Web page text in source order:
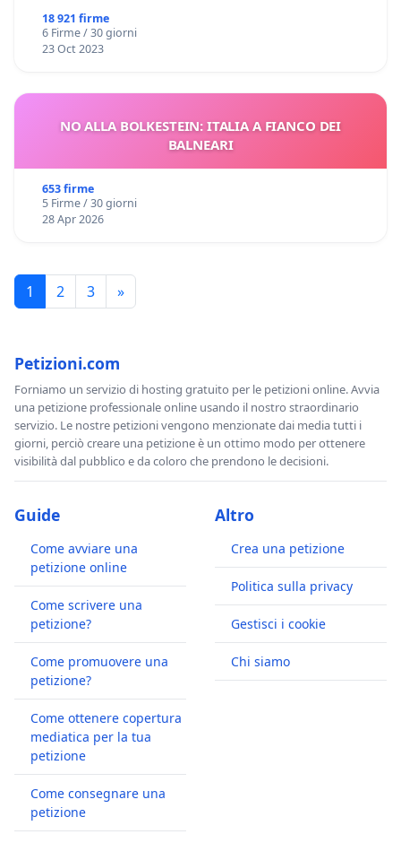
18 921 firme
6 Firme / 30 giorni
23 Oct 2023
NO ALLA BOLKESTEIN: ITALIA A FIANCO DEI
BALNEARI
653 firme
5 Firme / 30 giorni
28 Apr 2026
1 2 3 »
Petizioni.com
Forniamo un servizio di hosting gratuito per le petizioni online. Avvia
una petizione professionale online usando il nostro straordinario
servizio. Le nostre petizioni vengono menzionate dai media tutti i
giorni, perciò creare una petizione è un ottimo modo per ottenere
visibilità dal pubblico e da coloro che prendono le decisioni.
Guide
Come avviare una
petizione online
Come scrivere una
petizione?
Come promuovere una
petizione?
Come ottenere copertura
mediatica per la tua
petizione
Come consegnare una
petizione
Altro
Crea una petizione
Politica sulla privacy
Gestisci i cookie
Chi siamo